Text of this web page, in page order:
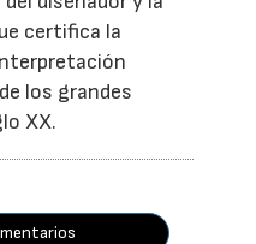
certifica la
los grandes
XX.